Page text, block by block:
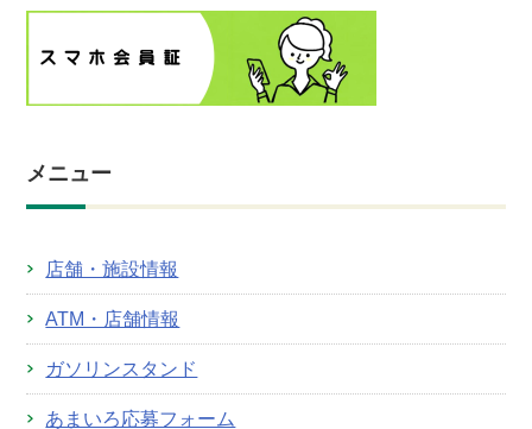
メニュー
店舗・施設情報
ATM・店舗情報
ガソリンスタンド
あまいろ応募フォーム